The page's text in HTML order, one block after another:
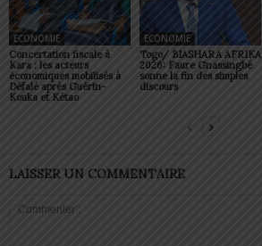
ECONOMIE
Concertation fiscale à
Kara : les acteurs
économiques mobilisés à
Défalé après Guérin-
Kouka et Kétao
ECONOMIE
Togo/ BIASHARA AFRIKA
2026: Faure Gnassingbé
sonne la fin des simples
discours
LAISSER UN COMMENTAIRE